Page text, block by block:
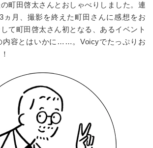
町田啓太さんとおしゃべりしました。連
ヵ月、撮影を終えた町田さんに感想をお
て町田啓太さん初となる、あるイベント
内容とはいかに……。Voicyでたっぷりお